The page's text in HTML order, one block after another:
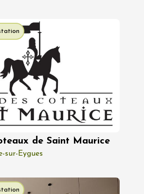
de Saint Maurice
sur-Eygues